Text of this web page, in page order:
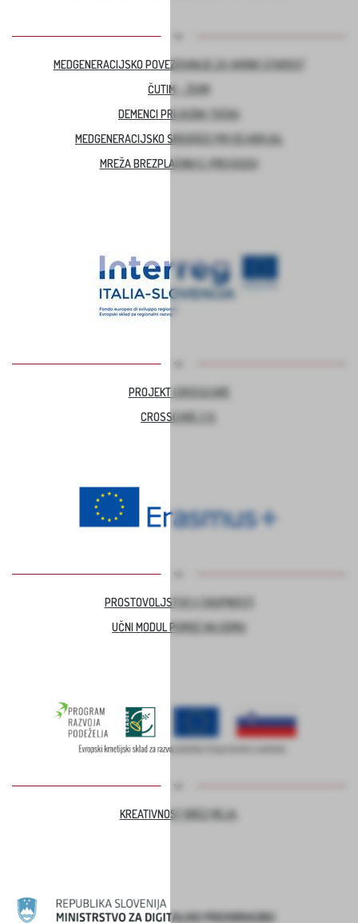
MEDGENERACIJSKO POVEZOVANJE ZA VARNO STAROST
ČUTIM – ŽIVIM
DEMENCI PRIJAZNA TOČKA
MEDGENERACIJSKO SREDIŠČE PRI OŠ HORJUL
MREŽA BREZPLAČNIH E-PREVOZOV
PROJEKT CROSSCARE
CROSSCARE 2.0
PROSTOVOLJSTVO V SKUPNOSTI
UČNI MODUL POMOČ NA DOMU
KREATIVNOST BREZ MEJA